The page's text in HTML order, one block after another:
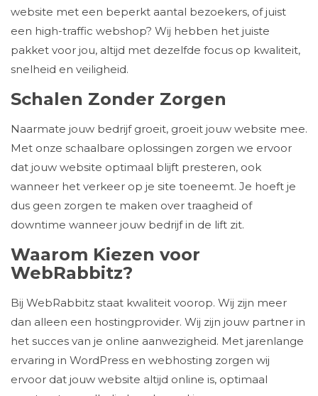
website met een beperkt aantal bezoekers, of juist
een high-traffic webshop? Wij hebben het juiste
pakket voor jou, altijd met dezelfde focus op kwaliteit,
snelheid en veiligheid.
Schalen Zonder Zorgen
Naarmate jouw bedrijf groeit, groeit jouw website mee.
Met onze schaalbare oplossingen zorgen we ervoor
dat jouw website optimaal blijft presteren, ook
wanneer het verkeer op je site toeneemt. Je hoeft je
dus geen zorgen te maken over traagheid of
downtime wanneer jouw bedrijf in de lift zit.
Waarom Kiezen voor
WebRabbitz?
Bij WebRabbitz staat kwaliteit voorop. Wij zijn meer
dan alleen een hostingprovider. Wij zijn jouw partner in
het succes van je online aanwezigheid. Met jarenlange
ervaring in WordPress en webhosting zorgen wij
ervoor dat jouw website altijd online is, optimaal